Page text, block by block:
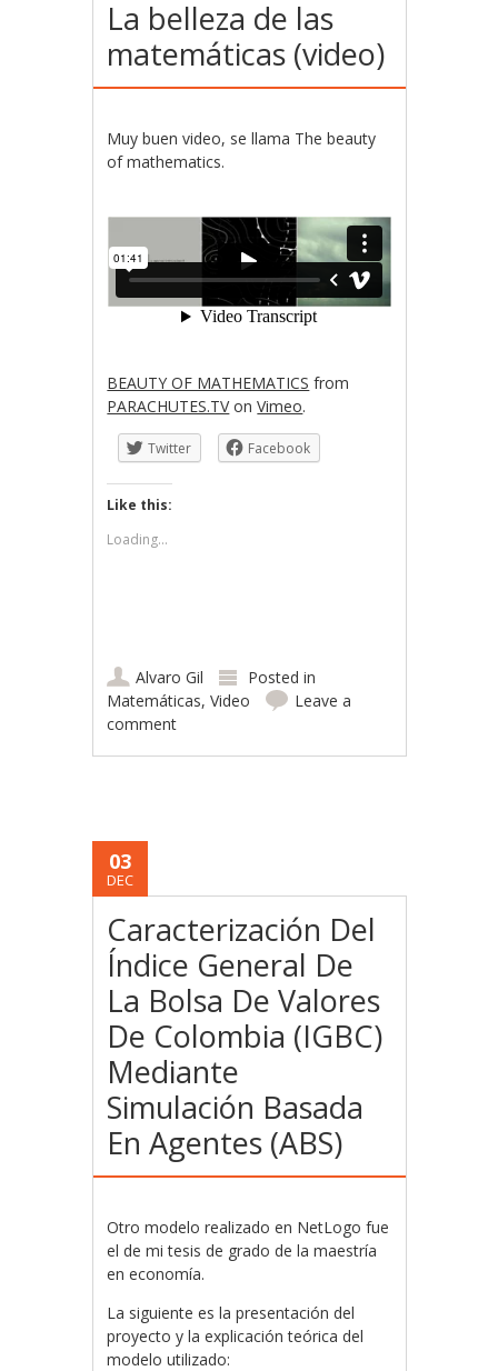
La belleza de las
matemáticas (video)
Muy buen video, se llama The beauty
of mathematics.
BEAUTY OF MATHEMATICS from
PARACHUTES.TVonVimeo.
Twitter Facebook
Like this:
Loading...
Alvaro Gil
Posted in
Matemáticas,Video
Leave a
comment
03
DEC
Caracterización Del
Índice General De
La Bolsa De Valores
De Colombia (IGBC)
Mediante
Simulación Basada
En Agentes (ABS)
Otro modelo realizado en NetLogo fue
el de mi tesis de grado de la maestría
en economía.
La siguiente es la presentación del
proyecto y la explicación teórica del
modelo utilizado: